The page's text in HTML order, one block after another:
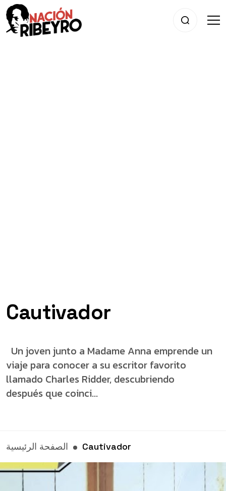
Cautivador
Un joven junto a Madame Anna emprende un
viaje para conocer a su escritor favorito
llamado Charles Ridder, descubriendo
después que coinci...
الصفحة الرئيسية Cautivador